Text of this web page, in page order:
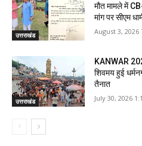
उत्तराखंड
मौत मामले में
मांग पर सीएम
August 3, 2026
उत्तराखंड
KANWAR
शिवमय हुई
तैनात
July 30, 2026